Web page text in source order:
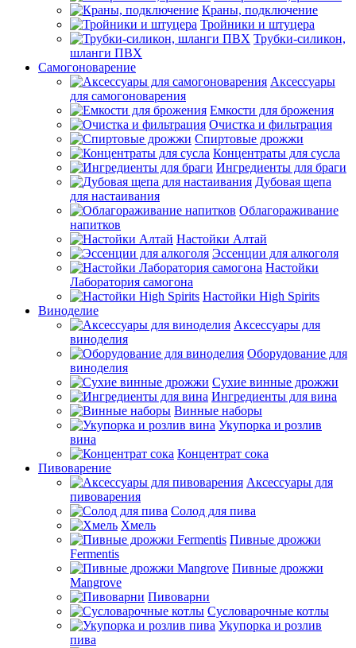
Краны, подключение
Тройники и штуцера
Трубки-силикон,
шланги ПВХ
Самогоноварение
Аксессуары
для самогоноварения
Емкости для брожения
Очистка и фильтрация
Спиртовые дрожжи
Концентраты для сусла
Ингредиенты для браги
Дубовая щепа
для настаивания
Облагораживание
напитков
Настойки Алтай
Эссенции для алкоголя
Настойки
Лаборатория самогона
Настойки High Spirits
Виноделие
Аксессуары для
виноделия
Оборудование для
виноделия
Сухие винные дрожжи
Ингредиенты для вина
Винные наборы
Укупорка и розлив
вина
Концентрат сока
Пивоварение
Аксессуары для
пивоварения
Солод для пива
Хмель
Пивные дрожжи
Fermentis
Пивные дрожжи
Mangrove
Пивоварни
Сусловарочные котлы
Укупорка и розлив
пива